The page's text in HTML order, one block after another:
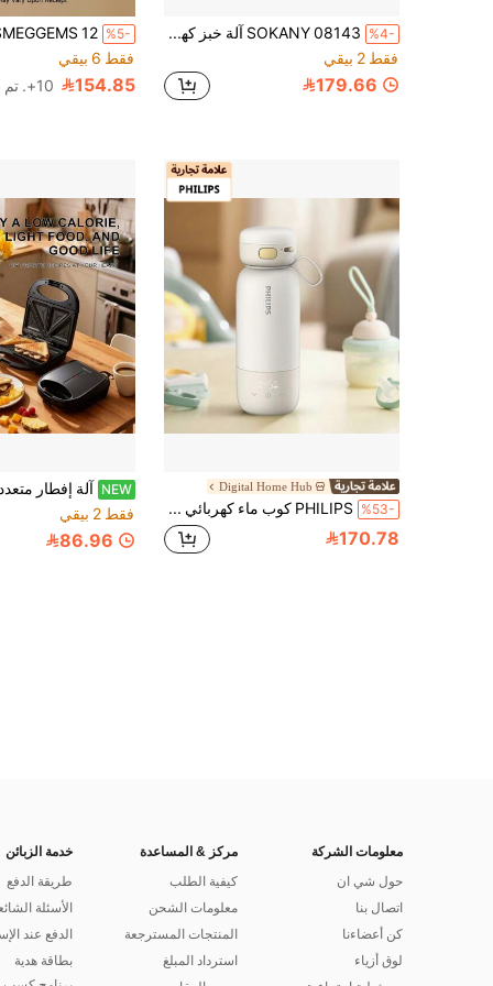
%4-
SOKANY 08143 آلة خبز كهربائية منزلية متعددة الوظائف، شواية كهربائية 1500 واط تسخين ثنائي الجانب، تحكم في درجة الحرارة 3 مستويات تسخين سريع حتى 230 درجة مئوية، مناسبة للمطبخ المنزلي، حفلات الشواء، عشاق المطبخ الغربي والمزيد
فقط 2 بيقي
179.66
%5-
فقط 6 بيقي
154.85 10+. تم بيع
Digital Home Hub
%53- PHILIPS كوب ماء كهربائي AWP2770 إبريق حراري محمول لاسلكي بسعة 0.32 لتر، تسخين سريع لمدة 4 دقائق حتى 40 درجة مئوية، تسخين لاسلكي وشحن USB-C باللون الكريمي المشمشي
170.78
NEW
فقط 2 بيقي
86.96
معلومات الشركة
حول شي ان
اتصال بنا
كن أعضاءنا
لوق أزياء
مركز & المساعدة
كيفية الطلب
معلومات الشحن
المنتجات المسترجعة
استرداد المبلغ
خدمة الزبائن
طريقة الدفع
الأسئلة
الدفع عند
بطاقة هدية